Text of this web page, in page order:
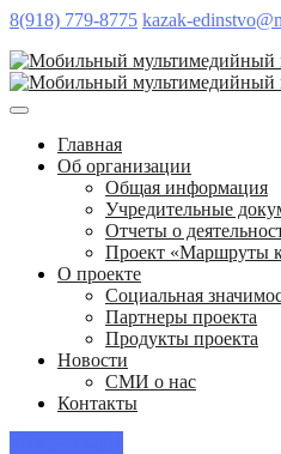
8(918) 779-8775 kazak-
Главная
Об организации
Общая информация
Учредительные
Отчеты о
Проект «Маршруты
О проекте
Социальная
Партнеры проекта
Продукты проекта
Новости
СМИ о нас
Контакты